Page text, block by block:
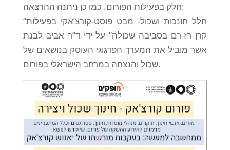
חלק בפעילות הפורום. כמו כן ניתנה ההרצאה:
“חלל חונכות ושכול- מבט פוסט-קורצ’אקי בפעילות
קרן רז-רם בסביבה שכולה” על ידי ד”ר אביב לבנת
אשר מוביל את המערך הפדגוגי העוסק בנושאים של
שכול והנצחה במרחב הישראלי בפורום.